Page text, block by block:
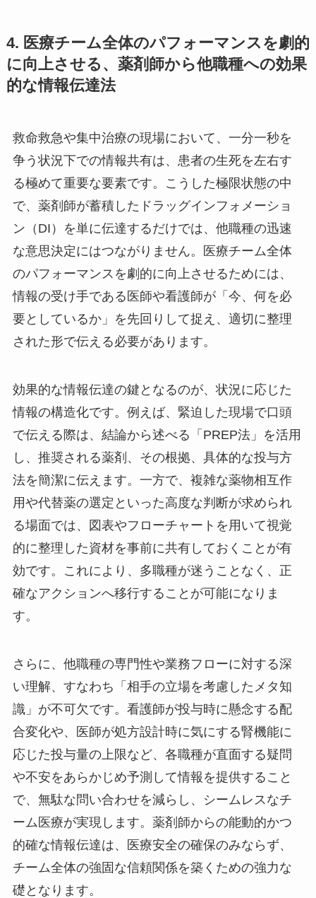
4. 医療チーム全体のパフォーマンスを劇的
に向上させる、薬剤師から他職種への効果
的な情報伝達法
救命救急や集中治療の現場において、一分一秒を
争う状況下での情報共有は、患者の生死を左右す
る極めて重要な要素です。こうした極限状態の中
で、薬剤師が蓄積したドラッグインフォメーショ
ン（DI）を単に伝達するだけでは、他職種の迅速
な意思決定にはつながりません。医療チーム全体
のパフォーマンスを劇的に向上させるためには、
情報の受け手である医師や看護師が「今、何を必
要としているか」を先回りして捉え、適切に整理
された形で伝える必要があります。
効果的な情報伝達の鍵となるのが、状況に応じた
情報の構造化です。例えば、緊迫した現場で口頭
で伝える際は、結論から述べる「PREP法」を活用
し、推奨される薬剤、その根拠、具体的な投与方
法を簡潔に伝えます。一方で、複雑な薬物相互作
用や代替薬の選定といった高度な判断が求められ
る場面では、図表やフローチャートを用いて視覚
的に整理した資材を事前に共有しておくことが有
効です。これにより、多職種が迷うことなく、正
確なアクションへ移行することが可能になりま
す。
さらに、他職種の専門性や業務フローに対する深
い理解、すなわち「相手の立場を考慮したメタ知
識」が不可欠です。看護師が投与時に懸念する配
合変化や、医師が処方設計時に気にする腎機能に
応じた投与量の上限など、各職種が直面する疑問
や不安をあらかじめ予測して情報を提供すること
で、無駄な問い合わせを減らし、シームレスなチ
ーム医療が実現します。薬剤師からの能動的かつ
的確な情報伝達は、医療安全の確保のみならず、
チーム全体の強固な信頼関係を築くための強力な
礎となります。